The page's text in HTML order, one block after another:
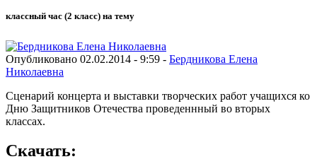
классный час (2 класс) на тему
Опубликовано 02.02.2014 - 9:59 - Бердникова Елена
Николаевна
Сценарий концерта и выставки творческих работ учащихся ко
Дню Защитников Отечества проведеннный во вторых
классах.
Скачать: